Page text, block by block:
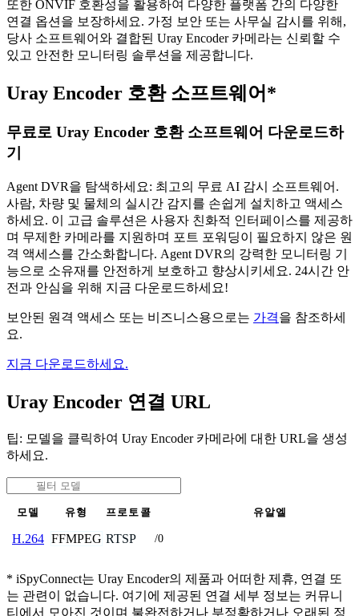
또한 ONVIF 호환성을 활용하여 다양한 플랫폼 간의 다양한
연결 옵션을 보장하세요. 가정 보안 또는 사무실 감시를 위해,
당사 소프트웨어와 결합된 Uray Encoder 카메라는 신뢰할 수
있고 안전한 모니터링 솔루션을 제공합니다.
Uray Encoder 호환 소프트웨어*
무료로 Uray Encoder 호환 소프트웨어 다운로드하
기
Agent DVR을 탐색하세요: 최고의 무료 AI 감시 소프트웨어.
사람, 차량 및 물체의 실시간 감지를 손쉽게 설치하고 액세스
하세요. 이 고급 솔루션은 사용자 친화적 인터페이스를 제공하
며 무제한 카메라를 지원하며 포트 포워딩이 필요하지 않은 원
격 액세스를 간소화합니다. Agent DVR의 강력한 모니터링 기
능으로 소유재를 안전하게 보호하고 향상시키세요. 24시간 안
전과 안심을 위해 지금 다운로드하세요!
보안된 원격 액세스 또는 비즈니스용으로는 가격을 참조하세
요.
지금 다운로드하세요.
Uray Encoder 연결 URL
팁: 모델을 클릭하여 Uray Encoder 카메라에 대한 URL을 생성
하세요.
모델 유형 프로토콜 유알엘
H.264 FFMPEG RTSP /0
* iSpyConnect는 Uray Encoder의 제품과 어떠한 제휴, 연결 또
는 관련이 없습니다. 여기에 제공된 연결 세부 정보는 커뮤니
티에서 모아진 것이며 불완전하거나 부정확하거나 오래된 정